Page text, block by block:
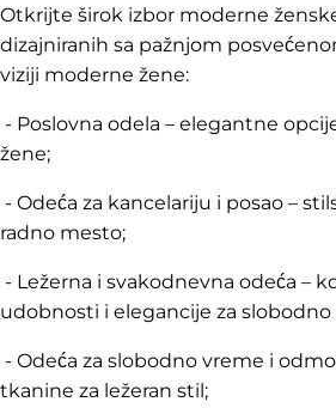
Otkrijte širok izbor moderne
dizajniranih sa pažnjom
viziji moderne žene:
- Poslovna odela – elegantne
žene;
- Odeća za kancelariju i posao –
radno mesto;
- Ležerna i svakodnevna odeća –
udobnosti i elegancije za slobodno
- Odeća za slobodno vreme i
tkanine za ležeran stil;